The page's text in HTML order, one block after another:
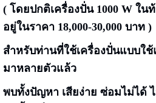
( โดยปกติเครื่องปั่น 1000 W ใ
อยู่ในราคา 18,000-30,000 บาท )
สำหรับท่านที่ใช้เครื่องปั่นแบบใช้
มาหลายตัวแล้ว
พบทั้งปัญหา เสียง่าย ซ่อมไม่ได้